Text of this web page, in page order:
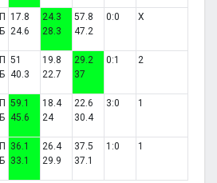
П
Б
17.8
24.6
24.3
28.3
57.8
47.2
0:0 X
П
Б
51
40.3
19.8
22.7
29.2
37
0:1 2
П
Б
59.1
45.6
18.4
24
22.6
30.4
3:0 1
П
Б
36.1
33.1
26.4
29.9
37.5
37.1
1:0 1